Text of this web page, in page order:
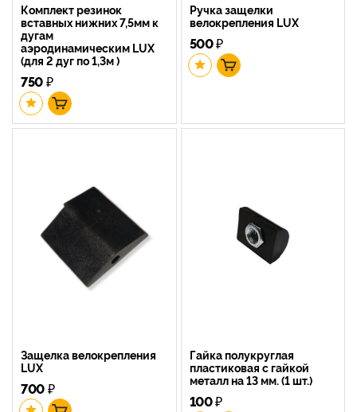
Комплект резинок
вставных нижних 7,5мм к
дугам
аэродинамическим LUX
(для 2 дуг по 1,3м )
750₽
Ручка защелки
велокрепления LUX
500₽
Защелка велокрепления
LUX
700₽
Гайка полукруглая
пластиковая с гайкой
металл на 13 мм. (1 шт.)
100₽